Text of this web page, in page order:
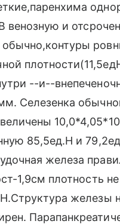
венозную и
--и--
Селезенка
85,5ед.Н и
железа
1,9см плотность
железы